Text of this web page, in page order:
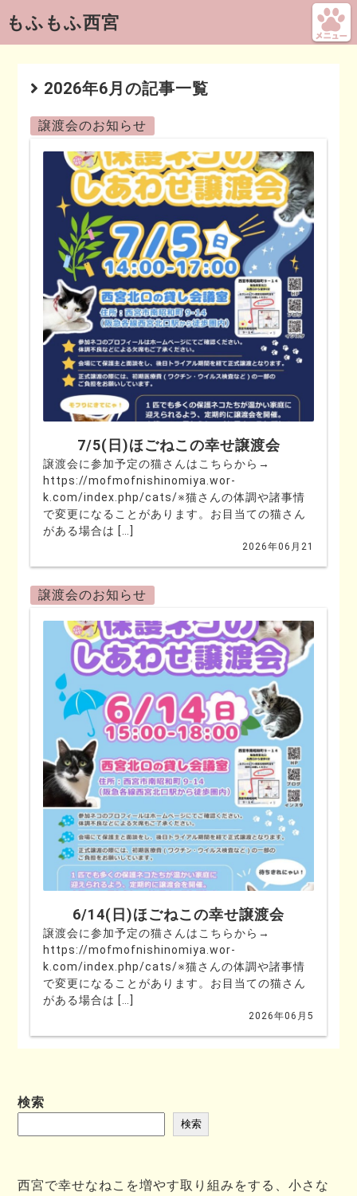
もふもふ西宮
2026年6月の記事一覧
譲渡会のお知らせ
7/5(日)ほごねこの幸せ譲渡会
譲渡会に参加予定の猫さんはこちらから→
https://mofmofnishinomiya.wor-
k.com/index.php/cats/※猫さんの体調や諸事情
で変更になることがあります。お目当ての猫さん
がある場合は […]
2026年06月21
譲渡会のお知らせ
6/14(日)ほごねこの幸せ譲渡会
譲渡会に参加予定の猫さんはこちらから→
https://mofmofnishinomiya.wor-
k.com/index.php/cats/※猫さんの体調や諸事情
で変更になることがあります。お目当ての猫さん
がある場合は […]
2026年06月5
検索
検索
西宮で幸せなねこを増やす取り組みをする、小さな